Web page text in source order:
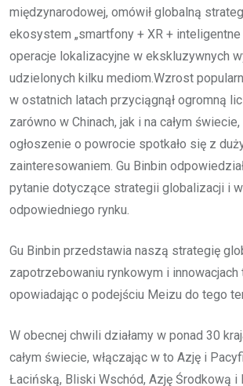
międzynarodowej, omówił globalną
ekosystem „smartfony + XR +
operacje lokalizacyjne w ekskluzywnych
udzielonych kilku mediom.Wzrost
w ostatnich latach przyciągnął ogromną
zarówno w Chinach, jak i na całym
ogłoszenie o powrocie spotkało się z
zainteresowaniem. Gu Binbin
pytanie dotyczące strategii globalizacji i
odpowiedniego rynku.
Gu Binbin przedstawia naszą strategię
zapotrzebowaniu rynkowym i innowacjach
opowiadając o podejściu Meizu do tego
W obecnej chwili działamy w ponad 30
całym świecie, włączając w to Azję i
Łacińską, Bliski Wschód, Azję Środkową i